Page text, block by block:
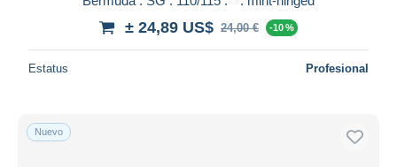
± 24,89 US$ 24,00 € -10 %
Estatus Profesional
Nuevo